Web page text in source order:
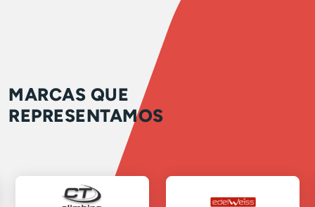
MARCAS QUE
REPRESENTAMOS